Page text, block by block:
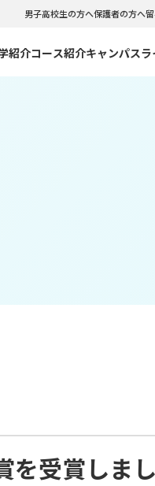
男子高校生の方へ保護者の方へ
紹介コース紹介キャンパスラ
を受賞しま